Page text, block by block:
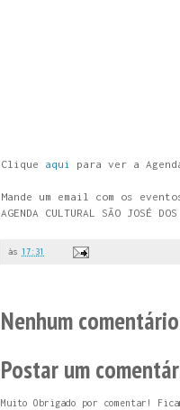
Clique aqui para ver a
Mande um email com os
AGENDA CULTURAL SÃO JOSÉ
às 17:31
Nenhum
Postar um
Muito Obrigado por comentar!